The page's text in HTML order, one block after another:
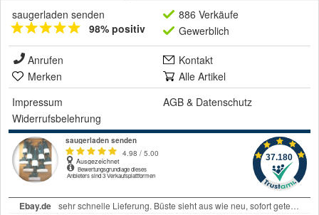
saugerladen senden
98% positiv
886 Verkäufe
Gewerblich
Anrufen
Kontakt
Merken
Alle Artikel
Impressum
AGB & Datenschutz
Widerrufsbelehrung